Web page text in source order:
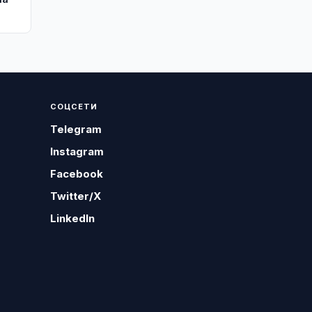
СОЦСЕТИ
Telegram
Instagram
Facebook
Twitter/X
LinkedIn